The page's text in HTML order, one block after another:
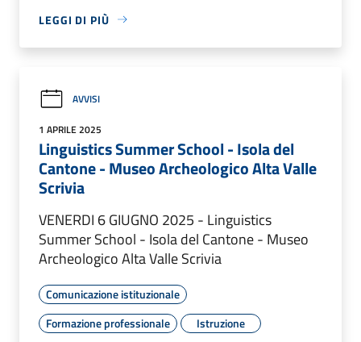
LEGGI DI PIÙ
AVVISI
1 APRILE 2025
Linguistics Summer School - Isola del
Cantone - Museo Archeologico Alta Valle
Scrivia
VENERDI 6 GIUGNO 2025 - Linguistics
Summer School - Isola del Cantone - Museo
Archeologico Alta Valle Scrivia
Comunicazione istituzionale
Formazione professionale
Istruzione